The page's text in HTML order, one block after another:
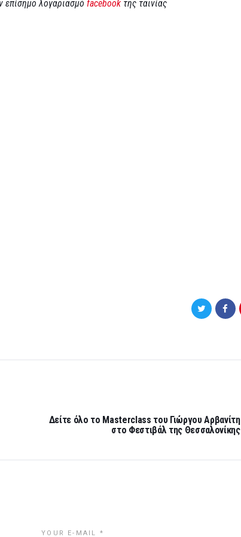
επίσημο λογαριασμό facebook της ταινίας
Δείτε όλο το Masterclass του Γιώργου Αρβανίτη
στο Φεστιβάλ της Θεσσαλονίκης